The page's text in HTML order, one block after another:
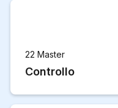
22 Master
Controllo